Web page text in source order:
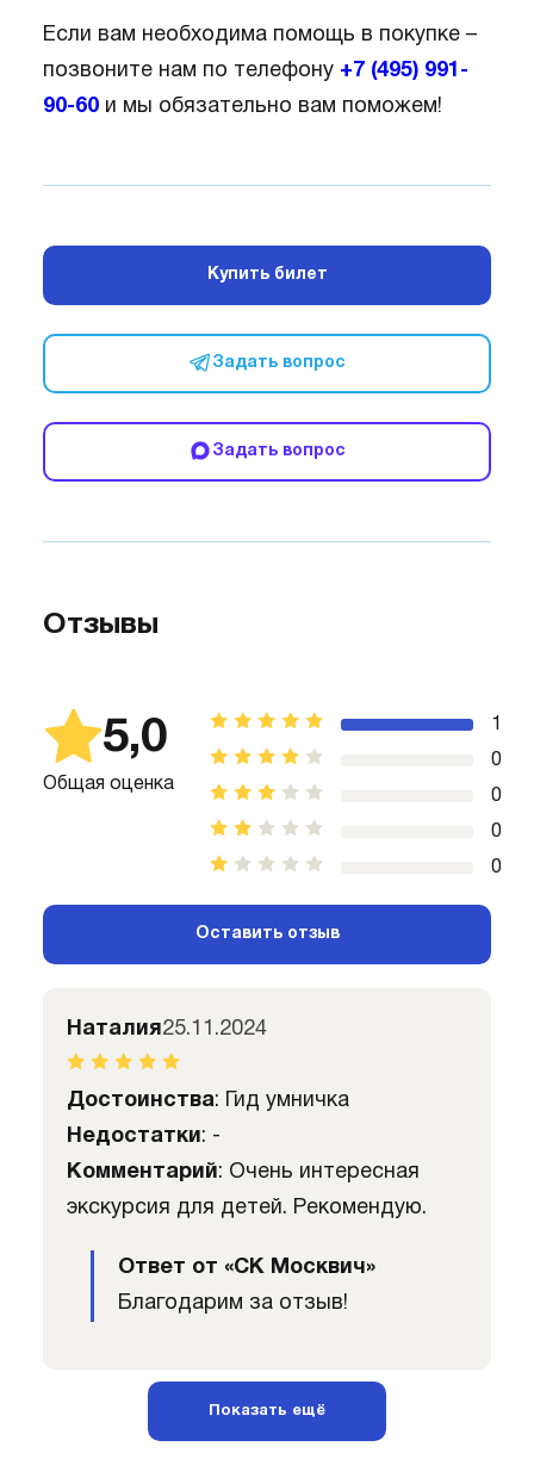
Если вам необходима помощь в покупке –
позвоните нам по телефону +7 (495) 991-
90-60и мы обязательно вам поможем!
Купить билет
Задать вопрос
Задать вопрос
Отзывы
5,0
Общая оценка
1
0
0
0
0
Оставить отзыв
Наталия25.11.2024
Достоинства: Гид умничка
Недостатки: -
Комментарий: Очень интересная
экскурсия для детей. Рекомендую.
Ответ от «СК Москвич»
Благодарим за отзыв!
Показать ещё